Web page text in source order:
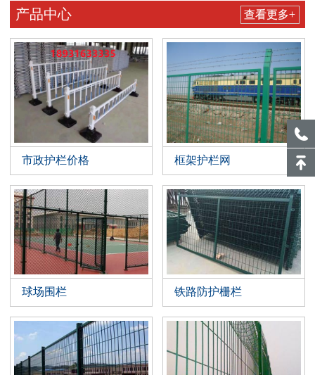
产品中心 查看更多+
市政护栏价格 框架护栏网
球场围栏 铁路防护栅栏